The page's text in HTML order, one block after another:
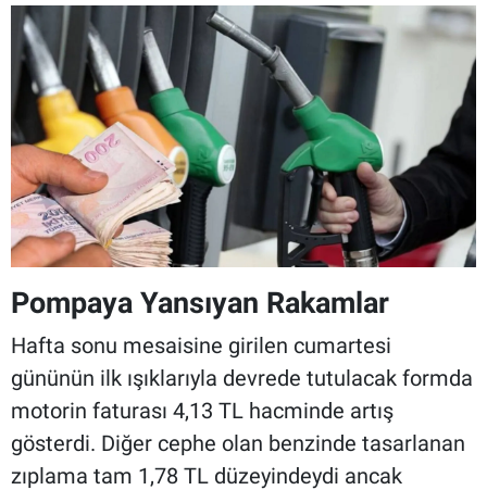
Pompaya Yansıyan Rakamlar
Hafta sonu mesaisine girilen cumartesi
gününün ilk ışıklarıyla devrede tutulacak formda
motorin faturası 4,13 TL hacminde artış
gösterdi. Diğer cephe olan benzinde tasarlanan
zıplama tam 1,78 TL düzeyindeydi ancak